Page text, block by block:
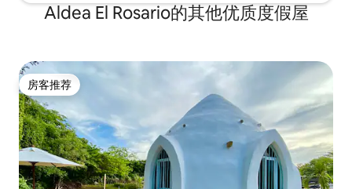
Aldea El Rosario的其他优质度假屋
房客推荐
房客推荐